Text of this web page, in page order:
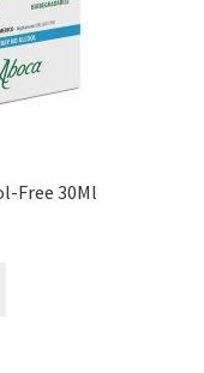
Free 30Ml